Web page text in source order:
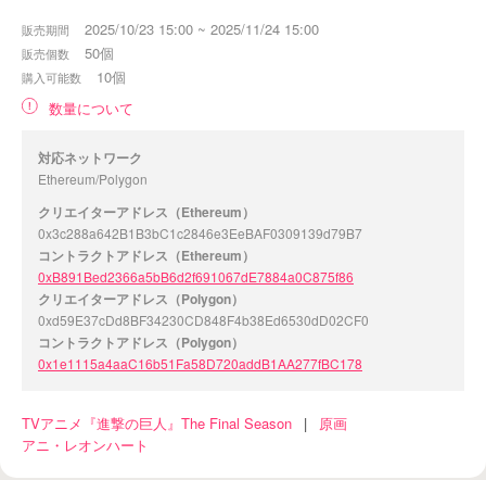
販売期間 2025/10/23 15:00 ~ 2025/11/24 15:00
販売個数 50個
購入可能数
10個
数量について
対応ネットワーク
Ethereum/Polygon
クリエイターアドレス（Ethereum）
0x3c288a642B1B3bC1c2846e3EeBAF0309139d79B7
コントラクトアドレス（Ethereum）
0xB891Bed2366a5bB6d2f691067dE7884a0C875f86
クリエイターアドレス（Polygon）
0xd59E37cDd8BF34230CD848F4b38Ed6530dD02CF0
コントラクトアドレス（Polygon）
0x1e1115a4aaC16b51Fa58D720addB1AA277fBC178
TVアニメ『進撃の巨人』The Final Season |
原画
アニ・レオンハート